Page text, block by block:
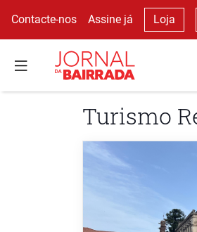
Contacte-nos Assine já Loja
Turismo